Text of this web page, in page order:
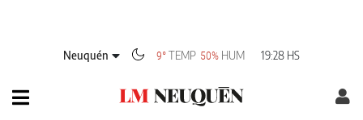
Neuquén 9°TEMP 50% HUM 19:28 HS